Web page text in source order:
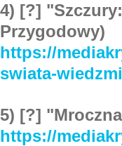
4) [?]
Przygodowy)
https://
swiata-
5) [?]
https://